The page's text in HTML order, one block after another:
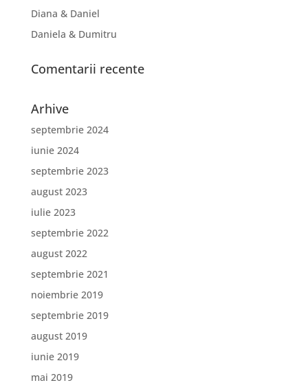
Diana & Daniel
Daniela & Dumitru
Comentarii recente
Arhive
septembrie 2024
iunie 2024
septembrie 2023
august 2023
iulie 2023
septembrie 2022
august 2022
septembrie 2021
noiembrie 2019
septembrie 2019
august 2019
iunie 2019
mai 2019